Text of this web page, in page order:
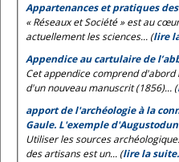
Appartenances et pratiques
« Réseaux et Société » est au
actuellement les sciences... (lire
Appendice au cartulaire de
Cet appendice comprend
d'un nouveau manuscrit (1856)... (
apport de l'archéologie à la
Gaule. L'exemple
Utiliser les sources
des artisans est un... (lire la